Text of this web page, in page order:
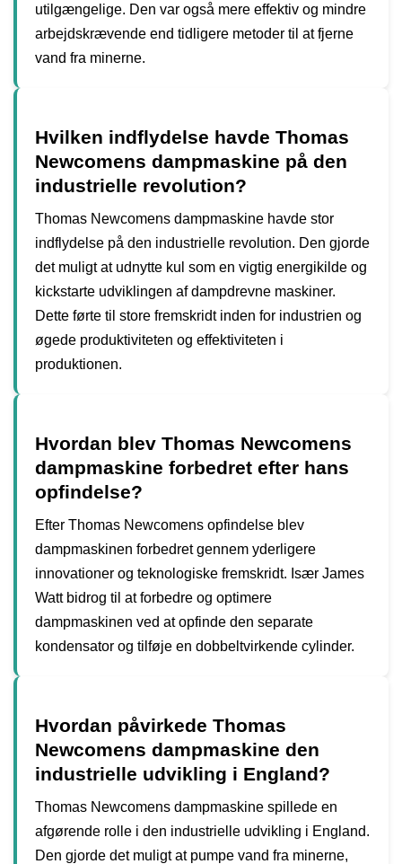
utilgængelige. Den var også mere effektiv og mindre
arbejdskrævende end tidligere metoder til at fjerne
vand fra minerne.
Hvilken indflydelse havde Thomas
Newcomens dampmaskine på den
industrielle revolution?
Thomas Newcomens dampmaskine havde stor
indflydelse på den industrielle revolution. Den gjorde
det muligt at udnytte kul som en vigtig energikilde og
kickstarte udviklingen af ​​dampdrevne maskiner.
Dette førte til store fremskridt inden for industrien og
øgede produktiviteten og effektiviteten i
produktionen.
Hvordan blev Thomas Newcomens
dampmaskine forbedret efter hans
opfindelse?
Efter Thomas Newcomens opfindelse blev
dampmaskinen forbedret gennem yderligere
innovationer og teknologiske fremskridt. Især James
Watt bidrog til at forbedre og optimere
dampmaskinen ved at opfinde den separate
kondensator og tilføje en dobbeltvirkende cylinder.
Hvordan påvirkede Thomas
Newcomens dampmaskine den
industrielle udvikling i England?
Thomas Newcomens dampmaskine spillede en
afgørende rolle i den industrielle udvikling i England.
Den gjorde det muligt at pumpe vand fra minerne,